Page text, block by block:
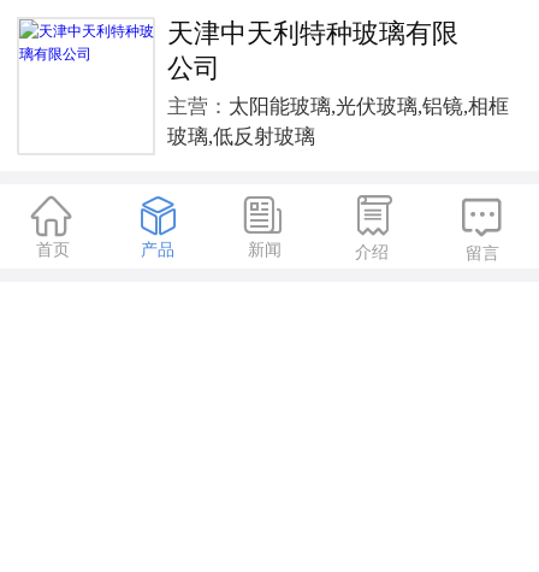
天津中天利特种玻璃有限
公司
主营： 太阳能玻璃,光伏玻璃,铝镜,相框
玻璃,低反射玻璃

首页

产品

新闻

介绍

留言